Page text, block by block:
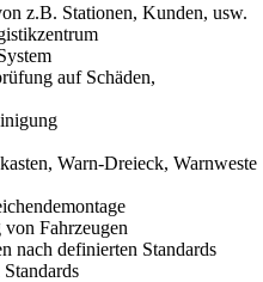
z.B. Stationen, Kunden, usw.
auf Schäden,
Warn-Dreieck, Warnweste
Fahrzeugen
nach definierten Standards